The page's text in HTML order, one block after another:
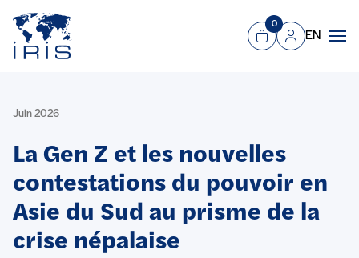
Aller au contenu principal
Panier
0
Mon compte
EN
Juin 2026
La Gen Z et les nouvelles
contestations du pouvoir en
Asie du Sud au prisme de la
crise népalaise